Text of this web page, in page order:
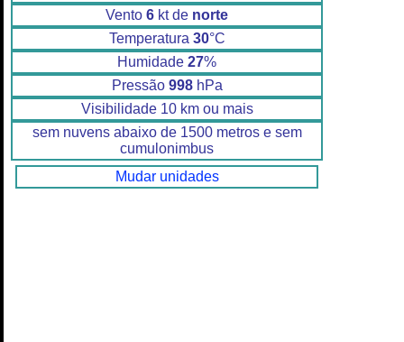
Vento 6 kt de norte
Temperatura 30°C
Humidade 27%
Pressão 998hPa
Visibilidade 10 km ou mais
sem nuvens abaixo de 1500 metros e sem
cumulonimbus
Mudar unidades